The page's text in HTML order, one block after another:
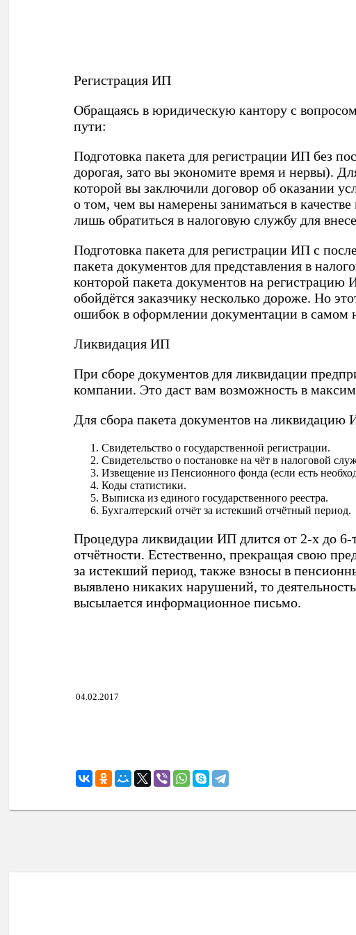
Регистрация ИП
Обращаясь в юридическую кантору с
пути:
Подготовка пакета для регистрации ИП без
дорогая, зато вы экономите время и нервы).
которой вы заключили договор об оказании
о том, чем вы намерены заниматься в
лишь обратиться в налоговую службу для
Подготовка пакета для регистрации ИП с
пакета документов для представления в
конторой пакета документов на регистрацию
обойдётся заказчику несколько дороже. Но
ошибок в оформлении документации в самом
Ликвидация ИП
При сборе документов для ликвидации
компании. Это даст вам возможность в
Для сбора пакета документов на
Свидетельство о государственной регистрации.
Свидетельство о постановке на чёт в налоговой
Извещение из Пенсионного фонда (если есть
Коды статистики.
Выписка из единого государственного реестра.
Бухгалтерский отчёт за истекший отчётный период.
Процедура ликвидации ИП длится от 2-х до 6-
отчётности. Естественно, прекращая свою
за истекший период, также взносы в
выявлено никаких нарушений, то
высылается информационное письмо.
04.02.2017